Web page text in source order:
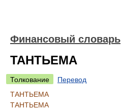
Финансовый словарь
ТАНТЬЕМА
Толкование
Перевод
ТАНТЬЕМА
ТАНТЬЕМА